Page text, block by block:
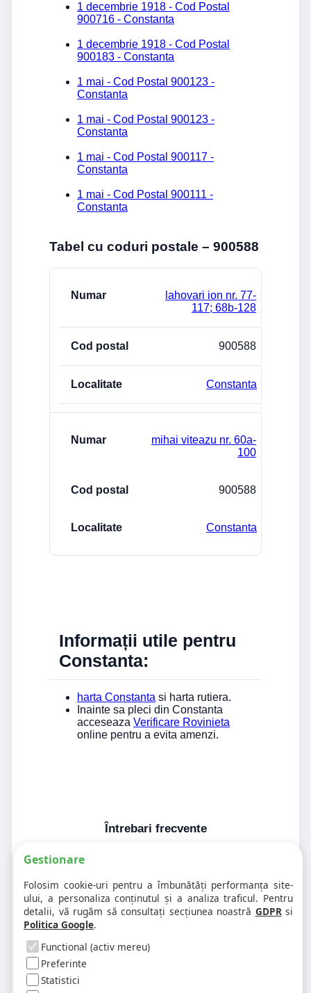
1 decembrie 1918 - Cod Postal
900716 - Constanta
1 decembrie 1918 - Cod Postal
900183 - Constanta
1 mai - Cod Postal 900123 -
Constanta
1 mai - Cod Postal 900123 -
Constanta
1 mai - Cod Postal 900117 -
Constanta
1 mai - Cod Postal 900111 -
Constanta
Tabel cu coduri postale – 900588
lahovari ion nr. 77-
117; 68b-128
900588
Constanta
mihai viteazu nr. 60a-
100
900588
Constanta
Informații utile pentru
Constanta:
harta Constanta si harta rutiera.
Inainte sa pleci din Constanta
acceseaza Verificare Rovinieta
online pentru a evita amenzi.
Întrebari frecvente
funcție de numar?
2. Pot exista mai multe coduri postale
pe aceeasi strada?
3. Cum gasesc rapid codul postal
Gestionare
Folosim cookie-uri pentru a îmbunătăți performanța site-
ului, a personaliza conținutul și a analiza traficul. Pentru
detalii, vă rugăm să consultați secțiunea noastră GDPRsi
Politica Google.
Functional (activ mereu)
Preferinte
Statistici